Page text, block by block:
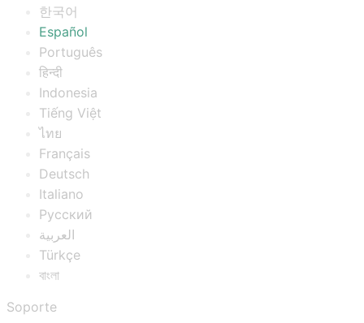
한국어
Español
Português
हिन्दी
Indonesia
Tiếng Việt
ไทย
Français
Deutsch
Italiano
Русский
العربية
Türkçe
বাংলা
Soporte